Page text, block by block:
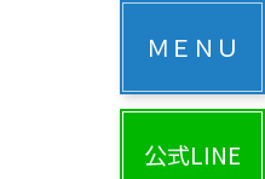
公式LINE